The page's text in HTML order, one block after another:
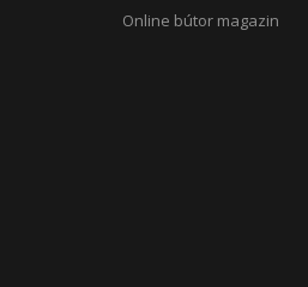
Online bútor magazin